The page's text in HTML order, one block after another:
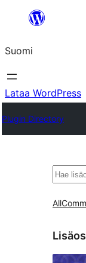
Suomi
Lataa WordPress
Plugin Directory
Etsi
All